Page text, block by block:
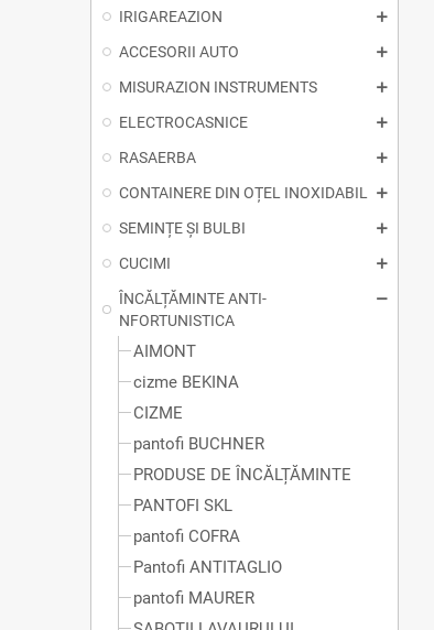
IRIGAREAZION
ACCESORII AUTO
MISURAZION INSTRUMENTS
ELECTROCASNICE
RASAERBA
CONTAINERE DIN OȚEL INOXIDABIL
SEMINȚE ȘI BULBI
CUCIMI
ÎNCĂLȚĂMINTE ANTI-
NFORTUNISTICA
AIMONT
cizme BEKINA
CIZME
pantofi BUCHNER
PRODUSE DE ÎNCĂLȚĂMINTE
PANTOFI SKL
pantofi COFRA
Pantofi ANTITAGLIO
pantofi MAURER